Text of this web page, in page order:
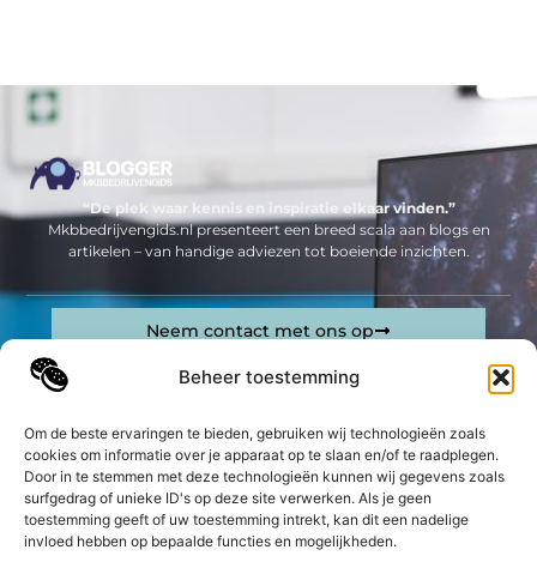
Beheer toestemming
Om de beste ervaringen te bieden, gebruiken wij technologieën zoals
cookies om informatie over je apparaat op te slaan en/of te raadplegen.
Door in te stemmen met deze technologieën kunnen wij gegevens zoals
surfgedrag of unieke ID's op deze site verwerken. Als je geen
toestemming geeft of uw toestemming intrekt, kan dit een nadelige
invloed hebben op bepaalde functies en mogelijkheden.
“De plek waar kennis en inspiratie elkaar vinden.”
Mkbbedrijvengids.nl presenteert een breed scala aan blogs en
artikelen – van handige adviezen tot boeiende inzichten.
Sitelinks
De best gelezen stukken op een rij
Hoe gebruik je een opslagruimte zo efficiënt mogelijk?
Bezetting BHV tijdens coronacrisis
Neem contact met ons op